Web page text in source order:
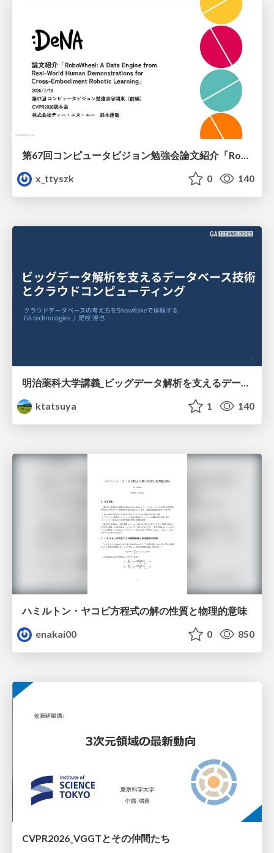
第67回コンピュータビジョン勉強会論文紹介「RoboWheel: A Data Engine from Real-World Human Demonstrations for Cross-Embodiment Robotic Learning」
x_ttyszk
0 140
明治薬科大学講義_ビッグデータ解析を支えるデータベース技術とクラウドコンピューティング
ktatsuya
1 140
ハミルトン・ヤコビ方程式の解の性質と物理的意味
enakai00
0 850
CVPR2026_VGGTとその仲間たち